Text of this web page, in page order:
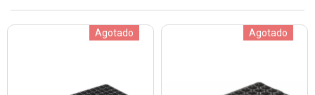
Agotado Agotado